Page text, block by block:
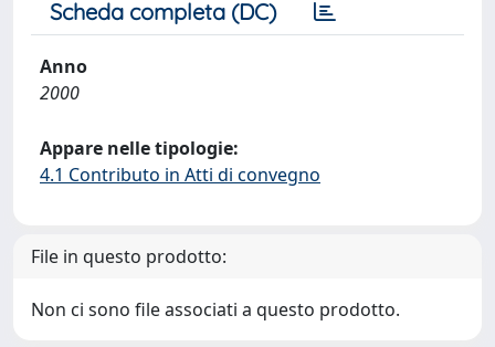
Scheda completa (DC)
Anno
2000
Appare nelle tipologie:
4.1 Contributo in Atti di convegno
File in questo prodotto:
Non ci sono file associati a questo prodotto.